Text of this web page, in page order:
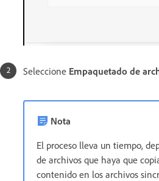
Seleccione Empaquetado de
Nota
El proceso lleva un tiempo,
de archivos que haya que
contenido en los archivos